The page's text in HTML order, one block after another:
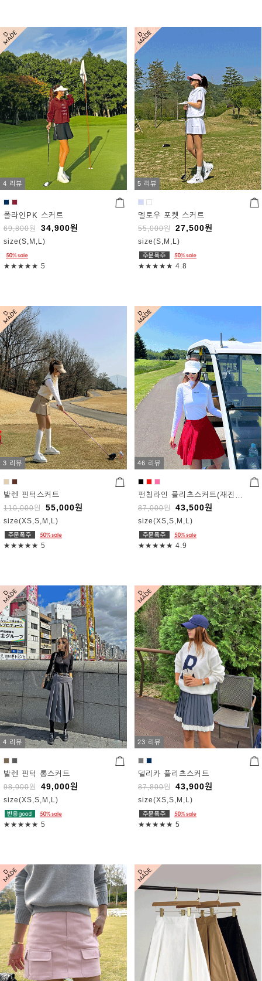
4 리뷰
폴라인PK 스커트
69,800원 34,900원
size(S,M,L)
★★★★★ 5
5 리뷰
멜로우 포켓 스커트
55,000원 27,500원
size(S,M,L)
★★★★★ 4.8
3 리뷰
발렌 핀턱스커트
110,000원 55,000원
size(XS,S,M,L)
★★★★★ 5
46 리뷰
87,000원 43,500원
size(XS,S,M,L)
★★★★★ 4.9
4 리뷰
발렌 핀턱 롱스커트
98,000원 49,000원
size(XS,S,M,L)
★★★★★ 5
23 리뷰
델리카 플리츠스커트
87,800원 43,900원
size(XS,S,M,L)
★★★★★ 5